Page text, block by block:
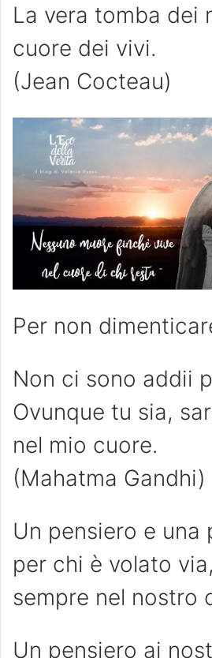
La vera tomba dei
cuore dei vivi.
(Jean Cocteau)
Per non
Non ci sono addii
Ovunque tu sia,
nel mio cuore.
(Mahatma Gandhi)
Un pensiero e una
per chi è volato
sempre nel nostro
Un pensiero ai